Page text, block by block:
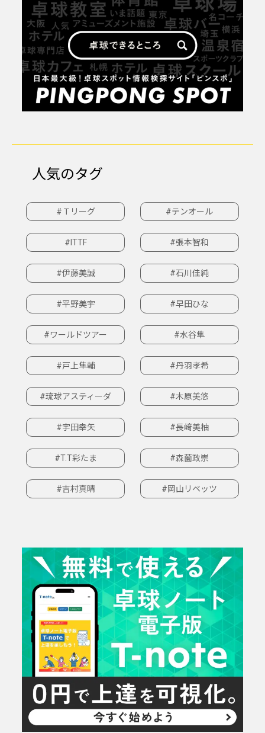
人気のタグ
#Ｔリーグ #テンオール
#ITTF #張本智和
#伊藤美誠 #石川佳純
#平野美宇 #早田ひな
#ワールドツアー #水谷隼
#戸上隼輔 #丹羽孝希
#琉球アスティーダ #木原美悠
#宇田幸矢 #長﨑美柚
#T.T彩たま #森薗政崇
#吉村真晴 #岡山リベッツ